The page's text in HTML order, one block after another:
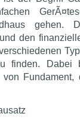
den
finden. Dabei